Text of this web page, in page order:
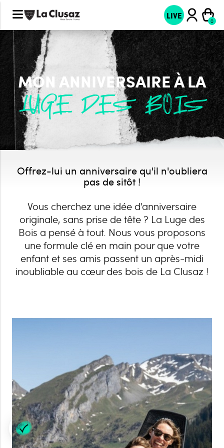
LIVE
MON ANNIVERSAIRE À LA
LUGE DES BOIS
Offrez-lui un anniversaire qu'il n'oubliera
pas de sitôt !
Vous cherchez une idée d'anniversaire
originale, sans prise de tête ? La Luge des
Bois a pensé à tout. Nous vous proposons
une formule clé en main pour que votre
enfant et ses amis passent un après-midi
inoubliable au cœur des bois de La Clusaz !